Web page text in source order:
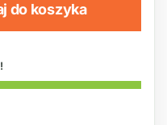
do koszyka